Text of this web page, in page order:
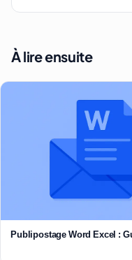
À lire ensuite
Publipostage Word Excel :